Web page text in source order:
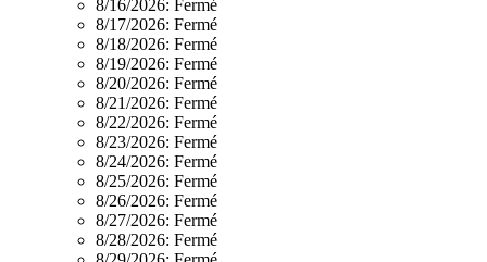
8/16/2026: Fermé
8/17/2026: Fermé
8/18/2026: Fermé
8/19/2026: Fermé
8/20/2026: Fermé
8/21/2026: Fermé
8/22/2026: Fermé
8/23/2026: Fermé
8/24/2026: Fermé
8/25/2026: Fermé
8/26/2026: Fermé
8/27/2026: Fermé
8/28/2026: Fermé